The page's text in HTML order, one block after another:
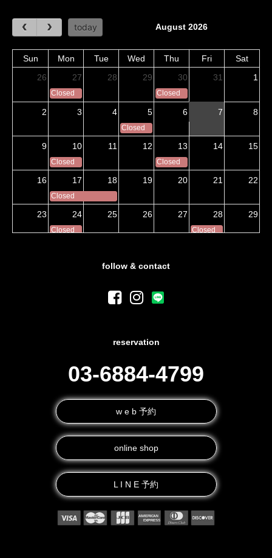
today August 2026
Sun Mon Tue Wed Thu Fri
Sat
26
27 28 29 30 31 1
Closed Closed
2 3 4 5 6 7 8
Closed
9 10 11 12 13 14 15
Closed Closed
16 17 18 19 20 21 22
Closed
23 24 25 26 27 28 29
Closed Closed
Closed
follow & contact
reservation
03-6884-4799
w e b 予約
online shop
L I N E 予約